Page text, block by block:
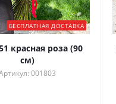
БЕСПЛАТНАЯ ДОСТАВКА
красная роза (90
см)
001803